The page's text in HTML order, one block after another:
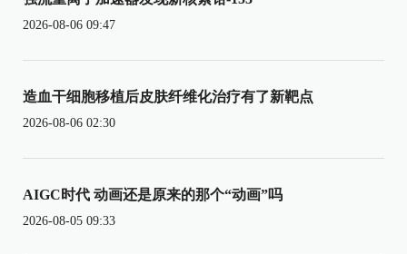
2026-08-06 09:47
造血干细胞移植后皮肤纤维化治疗有了新靶点
2026-08-06 02:30
AIGC时代 动画还是原来的那个“动画”吗
2026-08-05 09:33